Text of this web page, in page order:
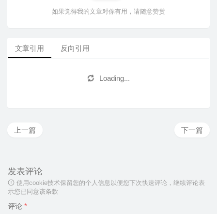
如果觉得我的文章对你有用，请随意赞赏
文章引用 反向引用
Loading...
下一篇
上一篇
发表评论
使用cookie技术保留您的个人信息以便您下次快速评论，继续评论表
示您已同意该条款
评论 *